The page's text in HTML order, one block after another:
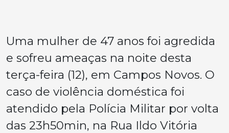
Uma mulher de 47 anos foi agredida
e sofreu ameaças na noite desta
terça-feira (12), em Campos Novos. O
caso de violência doméstica foi
atendido pela Polícia Militar por volta
das 23h50min, na Rua Ildo Vitória